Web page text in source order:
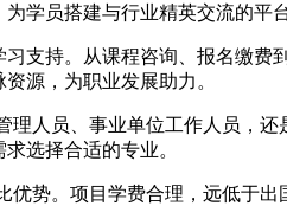
学员搭建与行业精英交流的平台
支持。从课程咨询、报名缴
源，为职业发展助力。
人员、事业单位工作人员，
选择合适的专业。
势。项目学费合理，远低于